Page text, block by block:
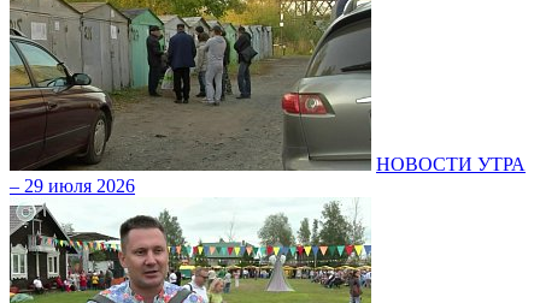
НОВОСТИ УТРА
– 29 июля 2026